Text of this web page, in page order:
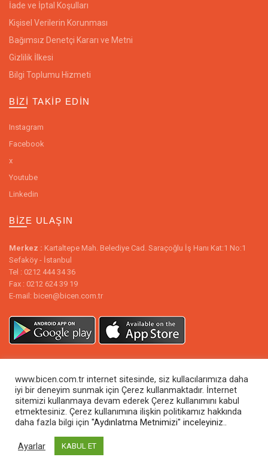
İade ve İptal Koşulları
Kişisel Verilerin Korunması
Bağımsız Denetçi Kararı ve Metni
Gizlilik İlkesi
Bilgi Toplumu Hizmeti
BIZI TAKIP EDIN
Instagram
Facebook
x
Youtube
Linkedin
BIZE ULAŞIN
Merkez : Kartaltepe Mah. Belediye Cad. Saraçoğlu İş Hanı Kat:1 No:1
Sefaköy - İstanbul
Tel : 0212 444 34 36
Fax : 0212 624 39 19
E-mail: bicen@bicen.com.tr
© 2026Biçen Market
www.bicen.com.tr internet sitesinde, siz kullacılarımıza daha
iyi bir deneyim sunmak için Çerez kullanmaktadır. İnternet
sitemizi kullanmaya devam ederek Çerez kullanımını kabul
etmektesiniz. Çerez kullanımına ilişkin politikamız hakkında
daha fazla bilgi için "Aydınlatma Metnimizi" inceleyiniz..
Ayarlar KABUL ET